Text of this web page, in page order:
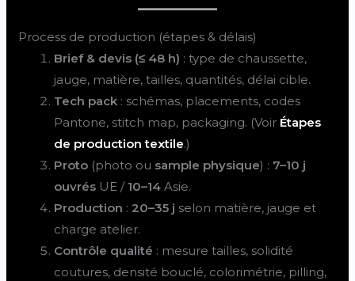
Process de production (étapes & délais)
Brief & devis (≤ 48 h) : type de chaussette,
jauge, matière, tailles, quantités, délai cible.
Tech pack : schémas, placements, codes
Pantone, stitch map, packaging. (Voir Étapes
de production textile.)
Proto (photo ou sample physique) : 7–10 j
ouvrés UE / 10–14 Asie.
Production : 20–35 j selon matière, jauge et
charge atelier.
Contrôle qualité : mesure tailles, solidité
coutures, densité bouclé, colorimétrie, pilling,